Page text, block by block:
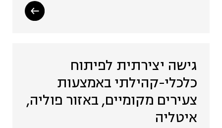
גישה יצירתית לפיתוח
כלכלי-קהילתי באמצעות
צעירים מקומיים, באזור פוליה,
איטליה